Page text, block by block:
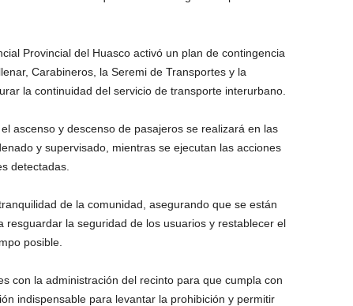
Provincial del Huasco activó un plan de contingencia
Carabineros, la Seremi de Transportes y la
la continuidad del servicio de transporte interurbano.
ascenso y descenso de pasajeros se realizará en las
y supervisado, mientras se ejecutan las acciones
detectadas.
de la comunidad, asegurando que se están
la seguridad de los usuarios y restablecer el
posible.
con la administración del recinto para que cumpla con
indispensable para levantar la prohibición y permitir